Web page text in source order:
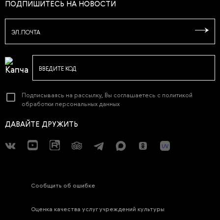
ПОДПИШИТЕСЬ НА НОВОСТИ
ЭЛ.ПОЧТА
ВВЕДИТЕ КОД
Подписываясь на рассылку, Вы соглашаетесь с политикой
обработки персональных данных
ДАВАЙТЕ ДРУЖИТЬ
Сообщить об ошибке
Оценка качества услуг учреждений культуры